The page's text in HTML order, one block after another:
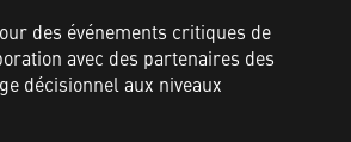
des événements critiques de
avec des partenaires des
décisionnel aux niveaux